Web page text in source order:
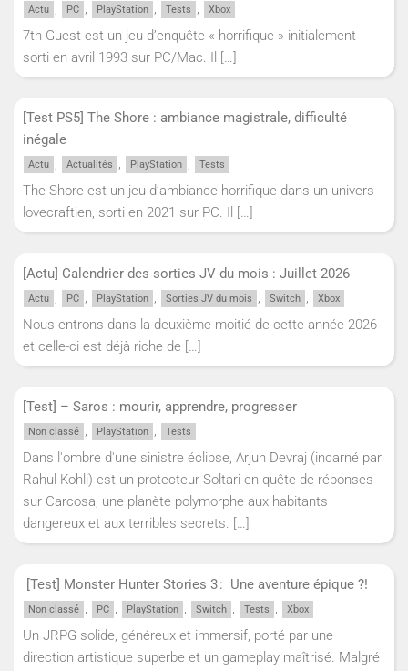
Actu PC PlayStation Tests Xbox
7th Guest est un jeu d’enquête « horrifique » initialement
sorti en avril 1993 sur PC/Mac. Il […]
[Test PS5] The Shore : ambiance magistrale, difficulté
inégale
Actu , Actualités , PlayStation , Tests
The Shore est un jeu d’ambiance horrifique dans un univers
lovecraftien, sorti en 2021 sur PC. Il […]
[Actu] Calendrier des sorties JV du mois : Juillet 2026
Actu PC PlayStation Sorties JV du mois Switch Xbox
Nous entrons dans la deuxième moitié de cette année 2026
et celle-ci est déjà riche de […]
[Test] – Saros : mourir, apprendre, progresser
Non classé , PlayStation , Tests
Dans l'ombre d'une sinistre éclipse, Arjun Devraj (incarné par
Rahul Kohli) est un protecteur Soltari en quête de réponses
sur Carcosa, une planète polymorphe aux habitants
dangereux et aux terribles secrets. […]
[Test] Monster Hunter Stories 3 : Une aventure épique ?!
Non classé PC PlayStation Switch Tests Xbox
Un JRPG solide, généreux et immersif, porté par une
direction artistique superbe et un gameplay maîtrisé. Malgré